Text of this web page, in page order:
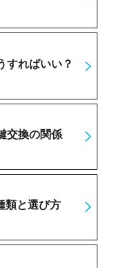
すればいい？
交換の関係
類と選び方